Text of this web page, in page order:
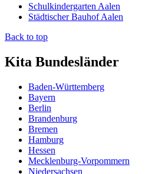
Schulkindergarten Aalen
Städtischer Bauhof Aalen
Back to top
Kita Bundesländer
Baden-Württemberg
Bayern
Berlin
Brandenburg
Bremen
Hamburg
Hessen
Mecklenburg-Vorpommern
Niedersachsen